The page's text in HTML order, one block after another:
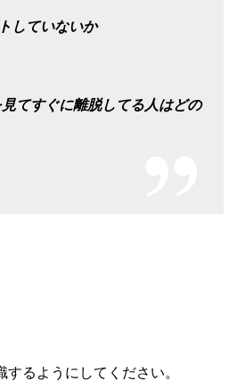
していないか
てすぐに離脱してる人はどの
するようにしてください。